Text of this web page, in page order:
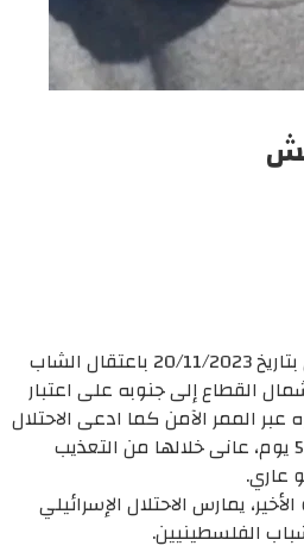
قام جنود الاحتلال الإسرائيلي بتاريخ 20/11/2023 باعتقال الشاب
القطاع إلى جنوبه على اعتبار
الممر الآمن كما ادعى الاحتلال
الإسرائيلي تم اعتقاله مدة 52 يوم، عانى خلالها من التعذيب
يمارس الاحتلال الإسرائيلي
الفلسطينيين.